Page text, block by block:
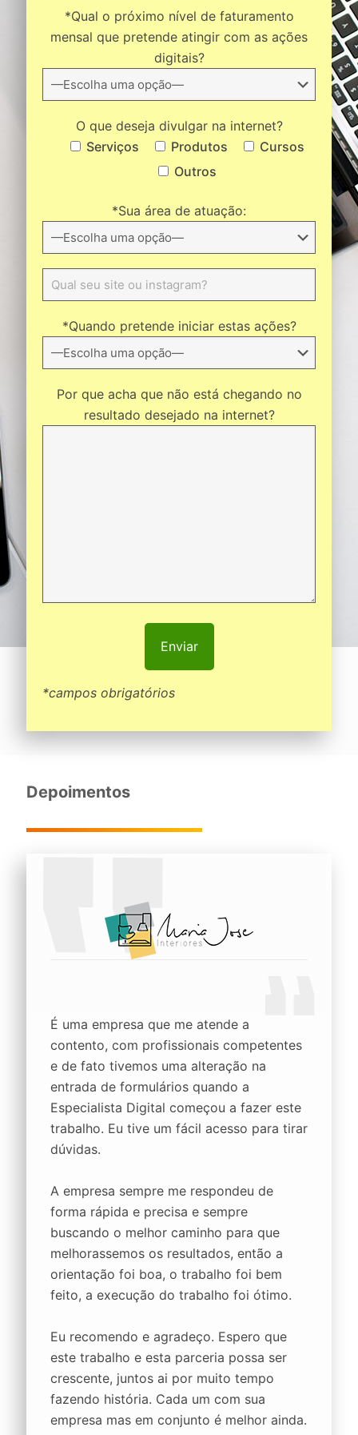
*Qual o próximo nível de faturamento
mensal que pretende atingir com as ações
digitais?
O que deseja divulgar na internet?
Serviços
Produtos
Cursos
Outros
*Sua área de atuação:
*Quando pretende iniciar estas ações?
Por que acha que não está chegando no
resultado desejado na internet?
*campos obrigatórios
Depoimentos
É uma empresa que me atende a
contento, com profissionais competentes
e de fato tivemos uma alteração na
entrada de formulários quando a
Especialista Digital começou a fazer este
trabalho. Eu tive um fácil acesso para tirar
dúvidas.
A empresa sempre me respondeu de
forma rápida e precisa e sempre
buscando o melhor caminho para que
melhorassemos os resultados, então a
orientação foi boa, o trabalho foi bem
feito, a execução do trabalho foi ótimo.
Eu recomendo e agradeço. Espero que
este trabalho e esta parceria possa ser
crescente, juntos ai por muito tempo
fazendo história. Cada um com sua
empresa mas em conjunto é melhor ainda.